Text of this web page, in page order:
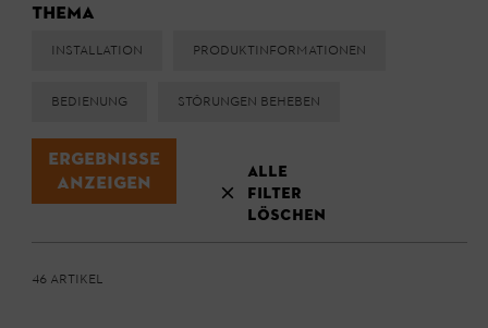
Thema
Installation Produktinformationen
Bedienung Störungen beheben
Ergebnisse
Anzeigen
Alle
Filter
löschen
46 Artikel